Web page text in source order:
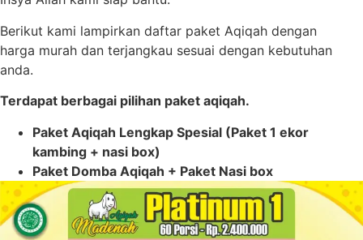
Berikut kami lampirkan daftar paket Aqiqah dengan
harga murah dan terjangkau sesuai dengan kebutuhan
anda.
Terdapat berbagai pilihan paket aqiqah.
Paket Aqiqah Lengkap Spesial (Paket 1 ekor
kambing + nasi box)
Paket Domba Aqiqah + Paket Nasi box